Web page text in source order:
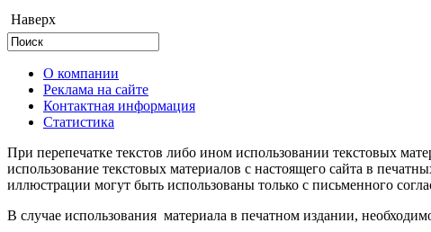
Наверх
О компании
Реклама на сайте
Контактная информация
Статистика
При перепечатке текстов либо ином использовании текстовых
использование текстовых материалов с настоящего сайта в
иллюстрации могут быть использованы только с письменного
В случае использования материала в печатном издании,